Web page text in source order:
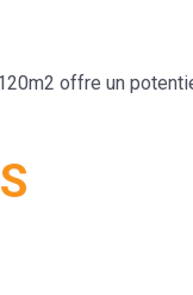
offre un